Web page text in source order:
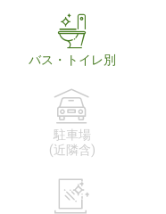
バス・トイレ別
駐車場
(近隣含)